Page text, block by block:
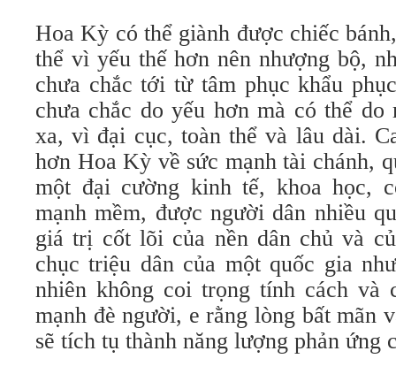
Hoa Kỳ có thể giành được chiếc
thể vì yếu thế hơn nên nhượng bộ,
chưa chắc tới từ tâm phục khẩu
chưa chắc do yếu hơn mà có thể
xa, vì đại cục, toàn thể và lâu dài.
hơn Hoa Kỳ về sức mạnh tài chánh,
một đại cường kinh tế, khoa học,
mạnh mềm, được người dân nhiều
giá trị cốt lõi của nền dân chủ và
chục triệu dân của một quốc gia
nhiên không coi trọng tính cách và
mạnh đè người, e rằng lòng bất mãn
sẽ tích tụ thành năng lượng phản